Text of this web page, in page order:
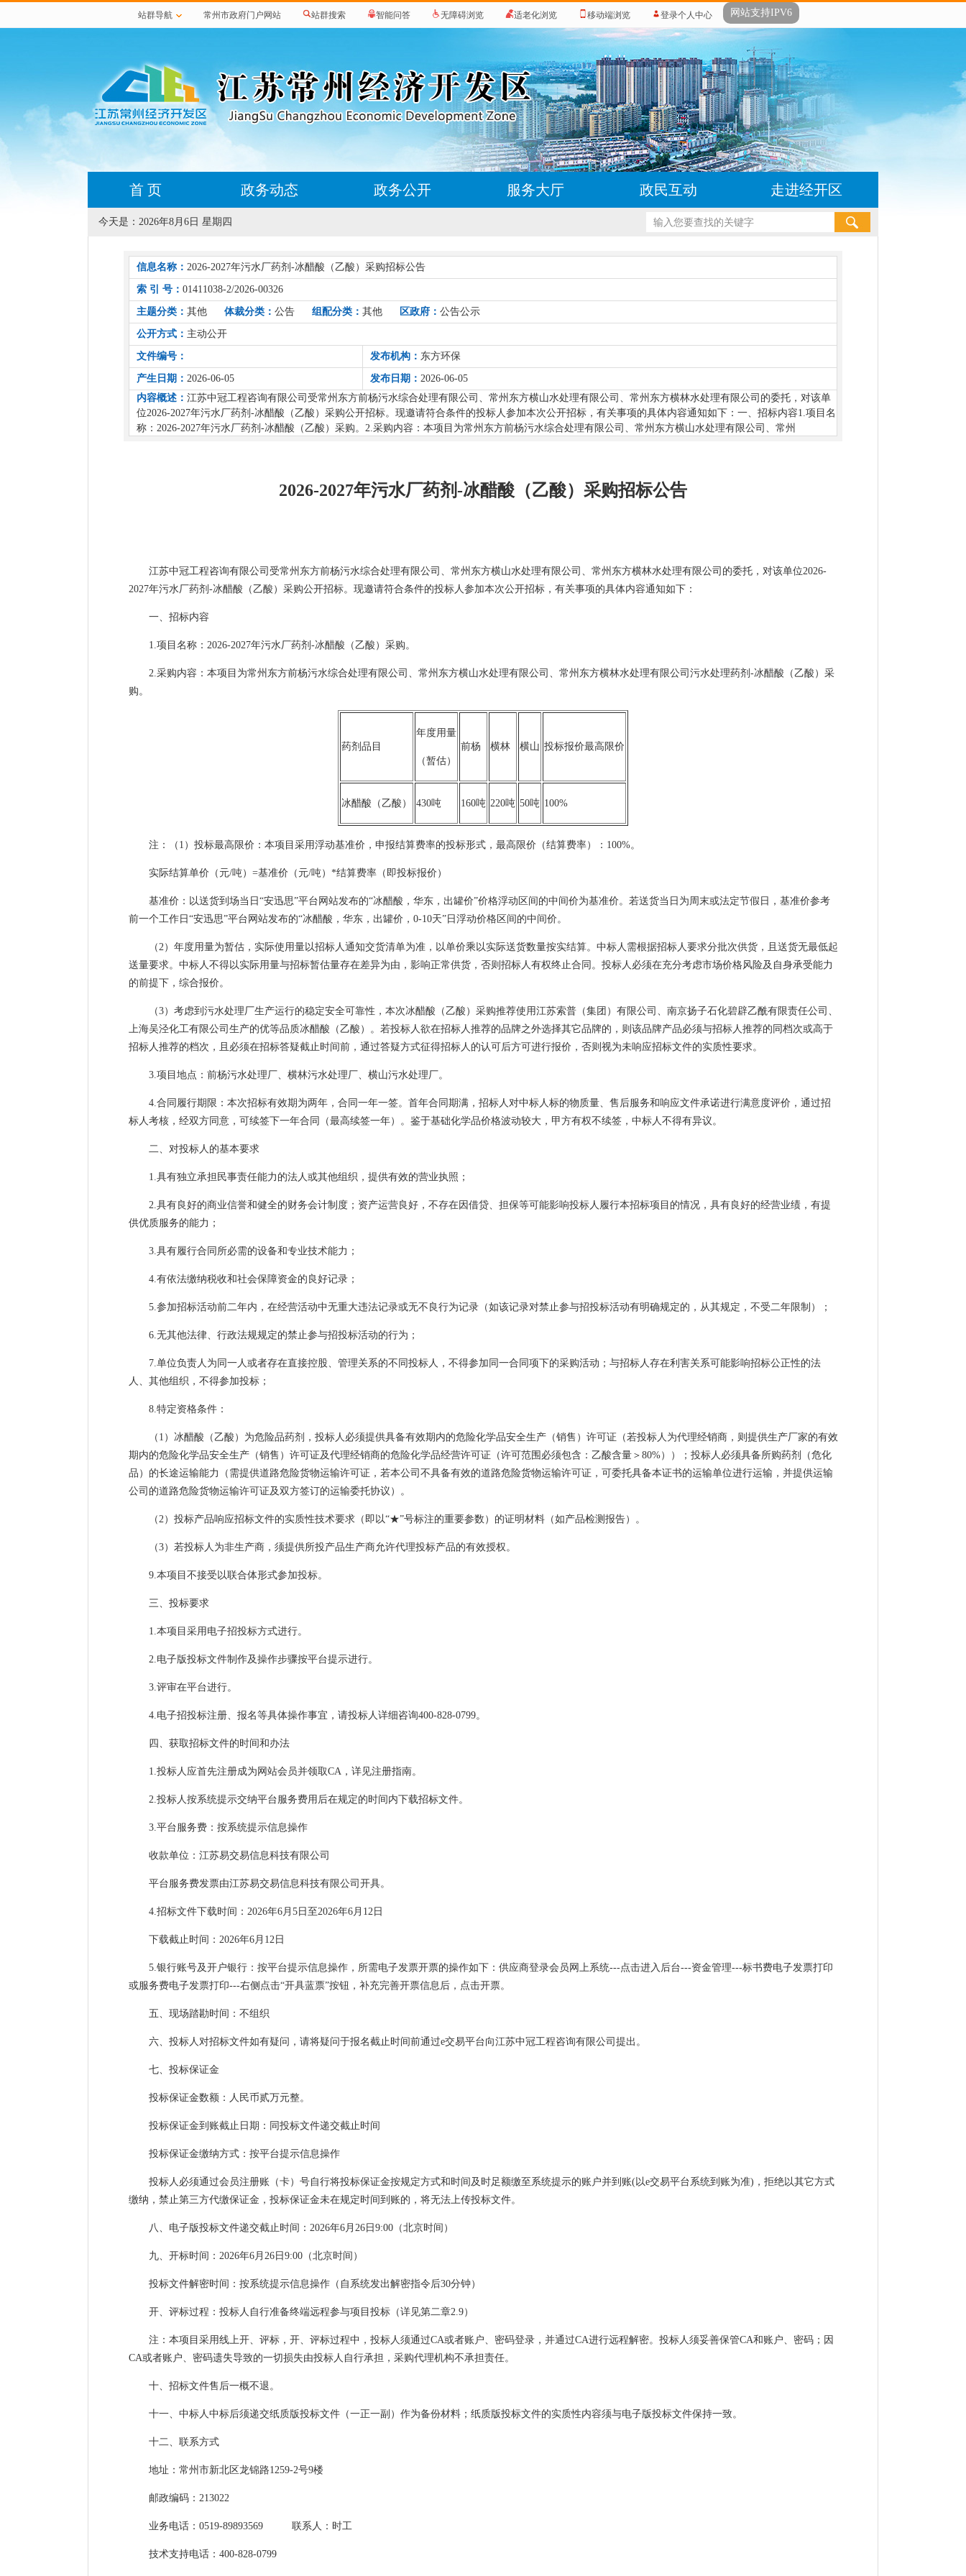
站群导航 常州市政府门户网站 站群搜索 智能问答 无障碍浏览 适老化浏览 移动端浏览 登录个人中心 网站支持IPV6
首 页 政务动态 政务公开 服务大厅 政民互动 走进经开区
今天是： 2026年8月6日 星期四
信息名称： 2026-2027年污水厂药剂-冰醋酸（乙酸）采购招标公告
索 引 号： 01411038-2/2026-00326
主题分类： 其他 体裁分类： 公告 组配分类： 其他 区政府： 公告公示
公开方式： 主动公开
文件编号： 发布机构： 东方环保
产生日期： 2026-06-05 发布日期： 2026-06-05
内容概述： 江苏中冠工程咨询有限公司受常州东方前杨污水综合处理有限公司、常州东方横山水处理有限公司、常州东方横林水处理有限公司的委托，对该单
位2026-2027年污水厂药剂-冰醋酸（乙酸）采购公开招标。现邀请符合条件的投标人参加本次公开招标，有关事项的具体内容通知如下：一、招标内容1.项目名
称：2026-2027年污水厂药剂-冰醋酸（乙酸）采购。2.采购内容：本项目为常州东方前杨污水综合处理有限公司、常州东方横山水处理有限公司、常州
2026-2027年污水厂药剂-冰醋酸（乙酸）采购招标公告
江苏中冠工程咨询有限公司受常州东方前杨污水综合处理有限公司、常州东方横山水处理有限公司、常州东方横林水处理有限公司的委托，对该单位2026-
2027年污水厂药剂-冰醋酸（乙酸）采购公开招标。现邀请符合条件的投标人参加本次公开招标，有关事项的具体内容通知如下：
一、招标内容
1.项目名称：2026-2027年污水厂药剂-冰醋酸（乙酸）采购。
2.采购内容：本项目为常州东方前杨污水综合处理有限公司、常州东方横山水处理有限公司、常州东方横林水处理有限公司污水处理药剂-冰醋酸（乙酸）采
购。
药剂品目
年度用量
（暂估）
前杨 横林 横山 投标报价最高限价
冰醋酸（乙酸） 430吨 160吨 220吨 50吨 100%
注：（1）投标最高限价：本项目采用浮动基准价，申报结算费率的投标形式，最高限价（结算费率）：100%。
实际结算单价（元/吨）=基准价（元/吨）*结算费率（即投标报价）
基准价：以送货到场当日“安迅思”平台网站发布的“冰醋酸，华东，出罐价”价格浮动区间的中间价为基准价。若送货当日为周末或法定节假日，基准价参考
前一个工作日“安迅思”平台网站发布的“冰醋酸，华东，出罐价，0-10天”日浮动价格区间的中间价。
（2）年度用量为暂估，实际使用量以招标人通知交货清单为准，以单价乘以实际送货数量按实结算。中标人需根据招标人要求分批次供货，且送货无最低起
送量要求。中标人不得以实际用量与招标暂估量存在差异为由，影响正常供货，否则招标人有权终止合同。投标人必须在充分考虑市场价格风险及自身承受能力
的前提下，综合报价。
（3）考虑到污水处理厂生产运行的稳定安全可靠性，本次冰醋酸（乙酸）采购推荐使用江苏索普（集团）有限公司、南京扬子石化碧辟乙酰有限责任公司、
上海吴泾化工有限公司生产的优等品质冰醋酸（乙酸）。若投标人欲在招标人推荐的品牌之外选择其它品牌的，则该品牌产品必须与招标人推荐的同档次或高于
招标人推荐的档次，且必须在招标答疑截止时间前，通过答疑方式征得招标人的认可后方可进行报价，否则视为未响应招标文件的实质性要求。
3.项目地点：前杨污水处理厂、横林污水处理厂、横山污水处理厂。
4.合同履行期限：本次招标有效期为两年，合同一年一签。首年合同期满，招标人对中标人标的物质量、售后服务和响应文件承诺进行满意度评价，通过招
标人考核，经双方同意，可续签下一年合同（最高续签一年）。鉴于基础化学品价格波动较大，甲方有权不续签，中标人不得有异议。
二、对投标人的基本要求
1.具有独立承担民事责任能力的法人或其他组织，提供有效的营业执照；
2.具有良好的商业信誉和健全的财务会计制度；资产运营良好，不存在因借贷、担保等可能影响投标人履行本招标项目的情况，具有良好的经营业绩，有提
供优质服务的能力；
3.具有履行合同所必需的设备和专业技术能力；
4.有依法缴纳税收和社会保障资金的良好记录；
5.参加招标活动前二年内，在经营活动中无重大违法记录或无不良行为记录（如该记录对禁止参与招投标活动有明确规定的，从其规定，不受二年限制）；
6.无其他法律、行政法规规定的禁止参与招投标活动的行为；
7.单位负责人为同一人或者存在直接控股、管理关系的不同投标人，不得参加同一合同项下的采购活动；与招标人存在利害关系可能影响招标公正性的法
人、其他组织，不得参加投标；
8.特定资格条件：
（1）冰醋酸（乙酸）为危险品药剂，投标人必须提供具备有效期内的危险化学品安全生产（销售）许可证（若投标人为代理经销商，则提供生产厂家的有效
期内的危险化学品安全生产（销售）许可证及代理经销商的危险化学品经营许可证（许可范围必须包含：乙酸含量＞80%））；投标人必须具备所购药剂（危化
品）的长途运输能力（需提供道路危险货物运输许可证，若本公司不具备有效的道路危险货物运输许可证，可委托具备本证书的运输单位进行运输，并提供运输
公司的道路危险货物运输许可证及双方签订的运输委托协议）。
（2）投标产品响应招标文件的实质性技术要求（即以“★”号标注的重要参数）的证明材料（如产品检测报告）。
（3）若投标人为非生产商，须提供所投产品生产商允许代理投标产品的有效授权。
9.本项目不接受以联合体形式参加投标。
三、投标要求
1.本项目采用电子招投标方式进行。
2.电子版投标文件制作及操作步骤按平台提示进行。
3.评审在平台进行。
4.电子招投标注册、报名等具体操作事宜，请投标人详细咨询400-828-0799。
四、获取招标文件的时间和办法
1.投标人应首先注册成为网站会员并领取CA，详见注册指南。
2.投标人按系统提示交纳平台服务费用后在规定的时间内下载招标文件。
3.平台服务费：按系统提示信息操作
收款单位：江苏易交易信息科技有限公司
平台服务费发票由江苏易交易信息科技有限公司开具。
4.招标文件下载时间：2026年6月5日至2026年6月12日
下载截止时间：2026年6月12日
5.银行账号及开户银行：按平台提示信息操作，所需电子发票开票的操作如下：供应商登录会员网上系统---点击进入后台---资金管理---标书费电子发票打印
或服务费电子发票打印---右侧点击“开具蓝票”按钮，补充完善开票信息后，点击开票。
五、现场踏勘时间：不组织
六、投标人对招标文件如有疑问，请将疑问于报名截止时间前通过e交易平台向江苏中冠工程咨询有限公司提出。
七、投标保证金
投标保证金数额：人民币贰万元整。
投标保证金到账截止日期：同投标文件递交截止时间
投标保证金缴纳方式：按平台提示信息操作
投标人必须通过会员注册账（卡）号自行将投标保证金按规定方式和时间及时足额缴至系统提示的账户并到账(以e交易平台系统到账为准)，拒绝以其它方式
缴纳，禁止第三方代缴保证金，投标保证金未在规定时间到账的，将无法上传投标文件。
八、电子版投标文件递交截止时间：2026年6月26日9:00（北京时间）
九、开标时间：2026年6月26日9:00（北京时间）
投标文件解密时间：按系统提示信息操作（自系统发出解密指令后30分钟）
开、评标过程：投标人自行准备终端远程参与项目投标（详见第二章2.9）
注：本项目采用线上开、评标，开、评标过程中，投标人须通过CA或者账户、密码登录，并通过CA进行远程解密。投标人须妥善保管CA和账户、密码；因
CA或者账户、密码遗失导致的一切损失由投标人自行承担，采购代理机构不承担责任。
十、招标文件售后一概不退。
十一、中标人中标后须递交纸质版投标文件（一正一副）作为备份材料；纸质版投标文件的实质性内容须与电子版投标文件保持一致。
十二、联系方式
地址：常州市新北区龙锦路1259-2号9楼
邮政编码：213022
业务电话：0519-89893569 联系人：时工
技术支持电话：400-828-0799